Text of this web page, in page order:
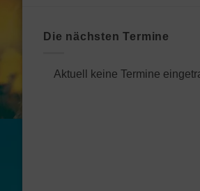
Die nächsten Termine
Aktuell keine Termine